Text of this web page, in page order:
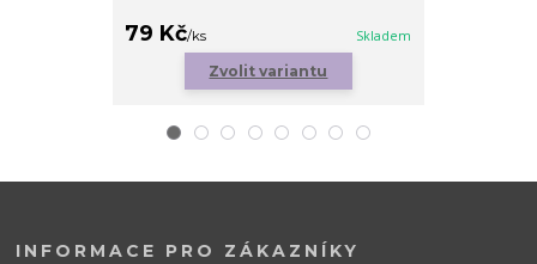
79 Kč/ks Skladem
Zvolit variantu
INFORMACE PRO ZÁKAZNÍKY